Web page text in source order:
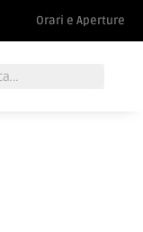
Orari e Aperture